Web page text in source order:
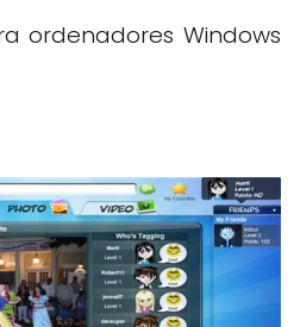
ordenadores Windows